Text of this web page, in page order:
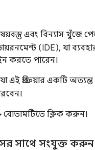
এবং বিন্যাস খুঁজে
(IDE), যা
করতে পারেন।
এই প্রক্রিয়ার একটি অত্যন্ত
বোতামটিতে ক্লিক করুন।
সাথে সংযুক্ত